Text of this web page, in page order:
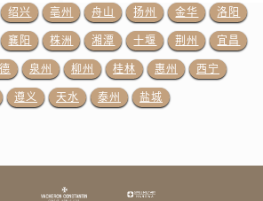
广东省广州市天河区天河路230号万菱汇国际中心A塔7层704室江诗丹顿售后服务中心（需提前预约）
广东省广州市越秀区环市东路371-375号世界贸易中心大厦南塔15层1507室江诗丹顿售后服务中心（需提前预约）
广东省河源市源城区越王大道江诗丹顿售后服务中心（需提前预约）
广东省茂名市电白区水东街道迎宾大道江诗丹顿售后服务中心（需提前预约）
绍兴 亳州 舟山 扬州 金华 洛阳
襄阳 株洲 湘潭 十堰 荆州 宜昌
泉州 柳州 桂林 惠州 西宁
遵义 天水 泰州 盐城